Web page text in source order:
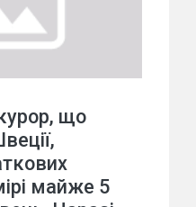
що
майже 5